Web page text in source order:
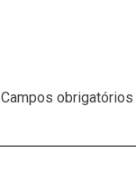
Campos